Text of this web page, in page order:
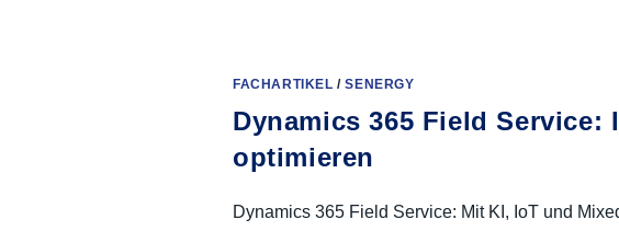
FACHARTIKEL /SENERGY
Dynamics 365 Field Service:
optimieren
Dynamics 365 Field Service: Mit KI, IoT und